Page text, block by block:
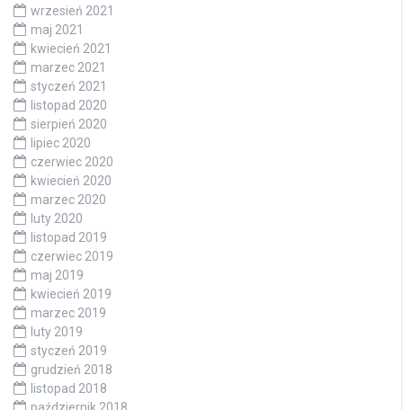
wrzesień 2021
maj 2021
kwiecień 2021
marzec 2021
styczeń 2021
listopad 2020
sierpień 2020
lipiec 2020
czerwiec 2020
kwiecień 2020
marzec 2020
luty 2020
listopad 2019
czerwiec 2019
maj 2019
kwiecień 2019
marzec 2019
luty 2019
styczeń 2019
grudzień 2018
listopad 2018